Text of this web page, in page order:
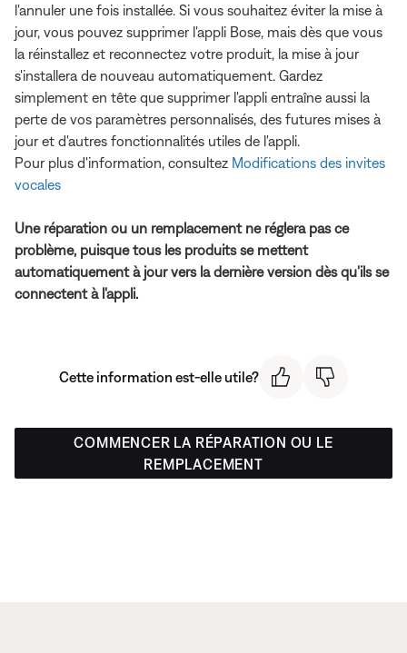
l'annuler une fois installée. Si vous souhaitez éviter la mise à
jour, vous pouvez supprimer l'appli Bose, mais dès que vous
la réinstallez et reconnectez votre produit, la mise à jour
s'installera de nouveau automatiquement. Gardez
simplement en tête que supprimer l'appli entraîne aussi la
perte de vos paramètres personnalisés, des futures mises à
jour et d'autres fonctionnalités utiles de l'appli.
Pour plus d'information, consultez Modifications des invites
vocales
Une réparation ou un remplacement ne réglera pas ce
problème, puisque tous les produits se mettent
automatiquement à jour vers la dernière version dès qu'ils se
connectent à l'appli.
Cette information est-elle utile?
COMMENCER LA RÉPARATION OU LE
REMPLACEMENT